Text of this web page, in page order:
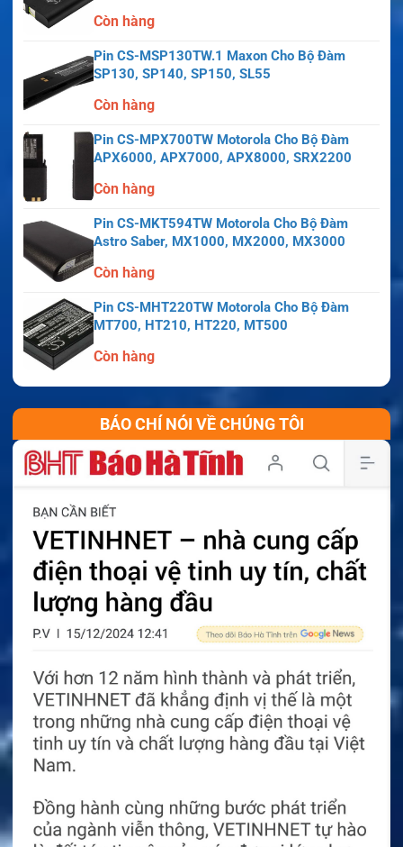
Còn hàng
Pin CS-MSP130TW.1 Maxon Cho Bộ Đàm
SP130, SP140, SP150, SL55
Còn hàng
Pin CS-MPX700TW Motorola Cho Bộ Đàm
APX6000, APX7000, APX8000, SRX2200
Còn hàng
Pin CS-MKT594TW Motorola Cho Bộ Đàm
Astro Saber, MX1000, MX2000, MX3000
Còn hàng
Pin CS-MHT220TW Motorola Cho Bộ Đàm
MT700, HT210, HT220, MT500
Còn hàng
BÁO CHÍ NÓI VỀ CHÚNG TÔI